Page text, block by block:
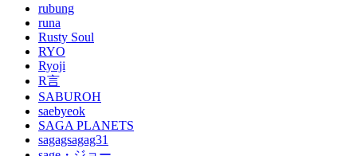
rubung
runa
Rusty Soul
RYO
Ryoji
R言
SABUROH
saebyeok
SAGA PLANETS
sagagsagag31